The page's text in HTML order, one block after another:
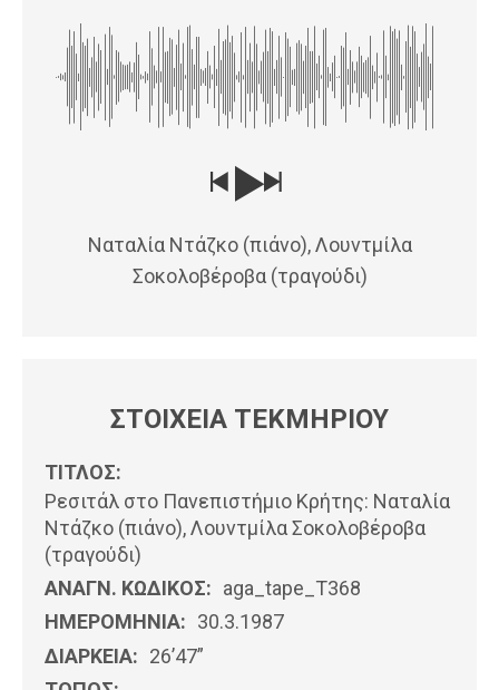
Ναταλία Ντάζκο (πιάνο), Λουντμίλα
Σοκολοβέροβα (τραγούδι)
ΣΤΟΙΧΕΙΑ ΤΕΚΜΗΡΙΟΥ
ΤΙΤΛΟΣ:
Ρεσιτάλ στο Πανεπιστήμιο Κρήτης: Ναταλία
Ντάζκο (πιάνο), Λουντμίλα Σοκολοβέροβα
(τραγούδι)
ΑΝΑΓΝ. ΚΩΔΙΚΟΣ: aga_tape_T368
ΗΜΕΡΟΜΗΝΊΑ: 30.3.1987
ΔΙΑΡΚΕΙΑ: 26’47”